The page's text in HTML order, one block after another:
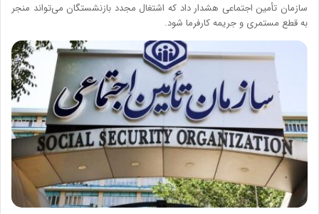
سازمان تأمین اجتماعی هشدار داد که اشتغال مجدد بازنشستگان می‌تواند منجر
به قطع مستمری و جریمه کارفرما شود.